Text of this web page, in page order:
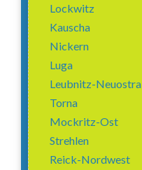
Lockwitz
Kauscha
Nickern
Luga
Leubnitz-Neuostra
Torna
Mockritz-Ost
Strehlen
Reick-Nordwest